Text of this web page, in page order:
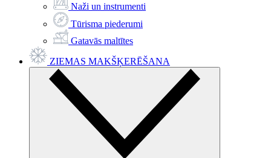
Naži un instrumenti
Tūrisma piederumi
Gatavās maltītes
ZIEMAS MAKŠĶERĒŠANA